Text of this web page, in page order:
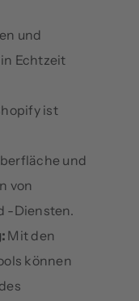
und
Echtzeit
ist
und
von
-Diensten.
Mit den
können